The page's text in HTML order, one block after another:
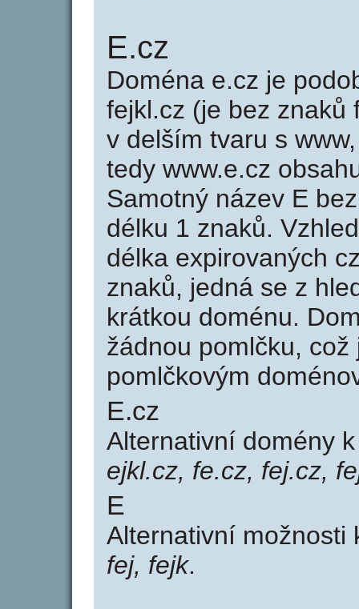
E.cz
Doména e.cz je
fejkl.cz (je bez znaků
v delším tvaru s
tedy www.e.cz
Samotný název E
délku 1 znaků.
délka expirovaných
znaků, jedná se z
krátkou doménu.
žádnou pomlčku,
pomlčkovým
E.cz
Alternativní domény
ejkl.cz, fe.cz, fej.cz,
E
Alternativní možnosti
fej, fejk.